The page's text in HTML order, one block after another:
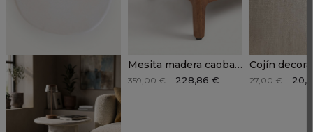
Mesita madera caoba ZELOR
359,00 € 228,86 € 27,00 €